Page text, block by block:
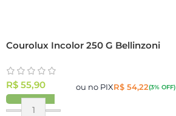
Courolux Incolor 250 G Bellinzoni
R$ 55,90 ou no PIXR$54,22(3% OFF)